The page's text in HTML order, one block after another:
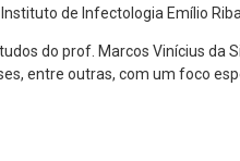
de Infectologia Emílio
do prof. Marcos Vinícius da
entre outras, com um foco